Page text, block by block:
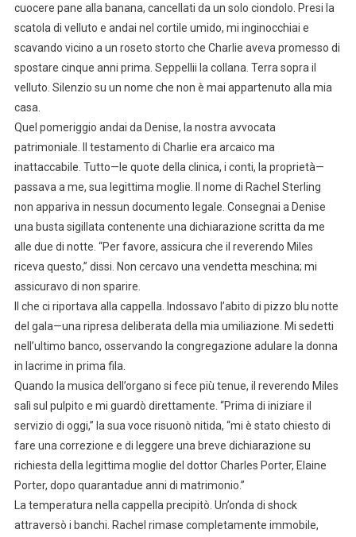
cuocere pane alla banana, cancellati da un solo ciondolo. Presi la
scatola di velluto e andai nel cortile umido, mi inginocchiai e
scavando vicino a un roseto storto che Charlie aveva promesso di
spostare cinque anni prima. Seppellii la collana. Terra sopra il
velluto. Silenzio su un nome che non è mai appartenuto alla mia
casa.
Quel pomeriggio andai da Denise, la nostra avvocata
patrimoniale. Il testamento di Charlie era arcaico ma
inattaccabile. Tutto—le quote della clinica, i conti, la proprietà—
passava a me, sua legittima moglie. Il nome di Rachel Sterling
non appariva in nessun documento legale. Consegnai a Denise
una busta sigillata contenente una dichiarazione scritta da me
alle due di notte. “Per favore, assicura che il reverendo Miles
riceva questo,” dissi. Non cercavo una vendetta meschina; mi
assicuravo di non sparire.
Il che ci riportava alla cappella. Indossavo l’abito di pizzo blu notte
del gala—una ripresa deliberata della mia umiliazione. Mi sedetti
nell’ultimo banco, osservando la congregazione adulare la donna
in lacrime in prima fila.
Quando la musica dell’organo si fece più tenue, il reverendo Miles
salì sul pulpito e mi guardò direttamente. “Prima di iniziare il
servizio di oggi,” la sua voce risuonò nitida, “mi è stato chiesto di
fare una correzione e di leggere una breve dichiarazione su
richiesta della legittima moglie del dottor Charles Porter, Elaine
Porter, dopo quarantadue anni di matrimonio.”
La temperatura nella cappella precipitò. Un’onda di shock
attraversò i banchi. Rachel rimase completamente immobile,